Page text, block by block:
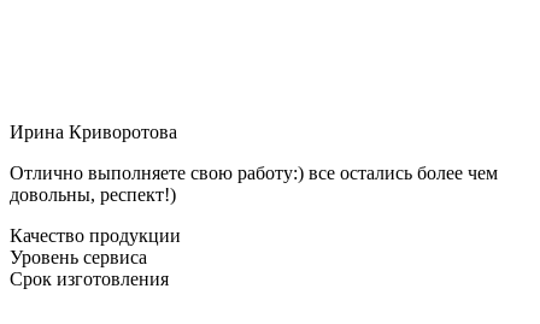
Ирина Криворотова
Отлично выполняете свою работу:) все остались более чем
довольны, респект!)
Качество продукции
Уровень сервиса
Срок изготовления